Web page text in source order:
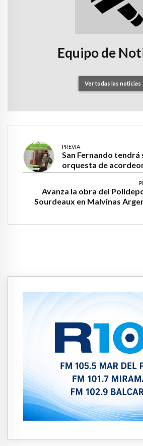
Equipo de
Ver todas las noticias
PREVIA
San Fernando tendrá
orquesta de
Avanza la obra del
Sourdeaux en Malvinas